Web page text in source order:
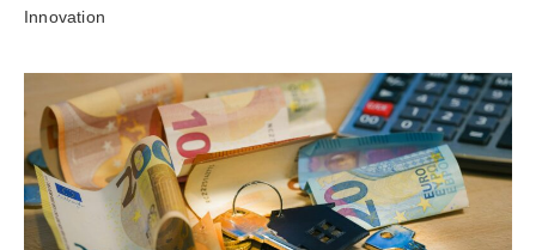
Innovation